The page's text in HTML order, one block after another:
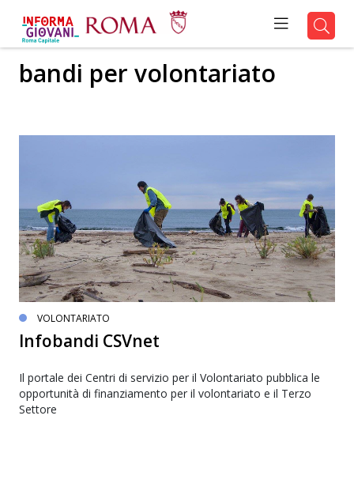
bandi per volontariato
VOLONTARIATO
Infobandi CSVnet
Il portale dei Centri di servizio per il Volontariato pubblica le
opportunità di finanziamento per il volontariato e il Terzo
Settore